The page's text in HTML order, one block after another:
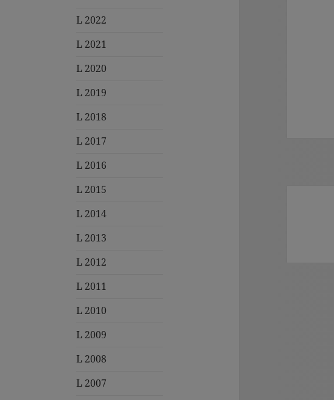
L 2022
L 2021
L 2020
L 2019
L 2018
L 2017
L 2016
L 2015
L 2014
L 2013
L 2012
L 2011
L 2010
L 2009
L 2008
L 2007